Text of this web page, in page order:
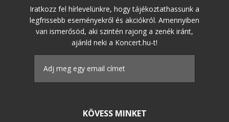
Iratkozz fel hírlevelünkre, hogy tájékoztathassunk a
legfrissebb eseményekről és akciókról. Amennyiben
van ismerősöd, aki szintén rajong a zenék iránt,
ajánld neki a Koncert.hu-t!
KÖVESS MINKET